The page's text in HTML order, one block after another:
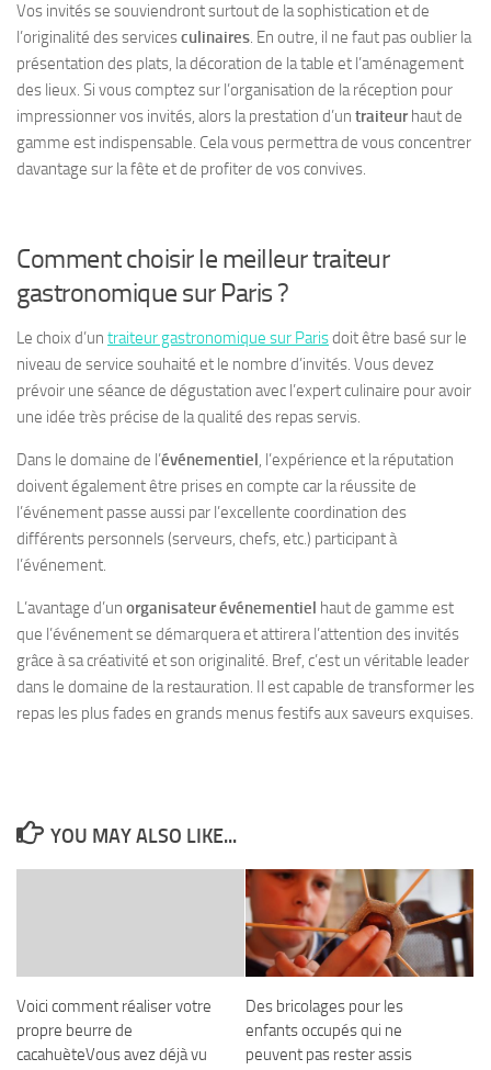
Vos invités se souviendront surtout de la sophistication et de
l’originalité des servicesculinaires. En outre, il ne faut pas oublier la
présentation des plats, la décoration de la table et l’aménagement
des lieux. Si vous comptez sur l’organisation de la réception pour
impressionner vos invités, alors la prestation d’un traiteurhaut de
gamme est indispensable. Cela vous permettra de vous concentrer
davantage sur la fête et de profiter de vos convives.
Comment choisir le meilleur traiteur
gastronomique sur Paris ?
Le choix d’un traiteur gastronomique sur Parisdoit être basé sur le
niveau de service souhaité et le nombre d’invités. Vous devez
prévoir une séance de dégustation avec l’expert culinaire pour avoir
une idée très précise de la qualité des repas servis.
Dans le domaine de l’événementiel, l’expérience et la réputation
doivent également être prises en compte car la réussite de
l’événement passe aussi par l’excellente coordination des
différents personnels (serveurs, chefs, etc.) participant à
l’événement.
L’avantage d’un organisateur événementiel haut de gamme est
que l’événement se démarquera et attirera l’attention des invités
grâce à sa créativité et son originalité. Bref, c’est un véritable leader
dans le domaine de la restauration. Il est capable de transformer les
repas les plus fades en grands menus festifs aux saveurs exquises.
YOU MAY ALSO LIKE...
Voici comment réaliser votre
propre beurre de
cacahuèteVous avez déjà vu
Des bricolages pour les
enfants occupés qui ne
peuvent pas rester assis